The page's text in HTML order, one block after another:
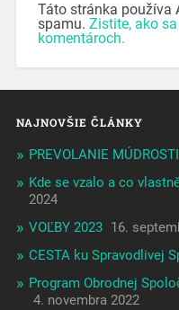
Táto stránka používa
spamu. Zistite, ako
komentároch.
NAJNOVŠIE ČLÁNKY
PREVOLANIE
Kde se vzalo a co
2024
VOĽBY 2023 16.
CESTA ku Spravodlivej
Program Obrodnej
4. novembra 2022